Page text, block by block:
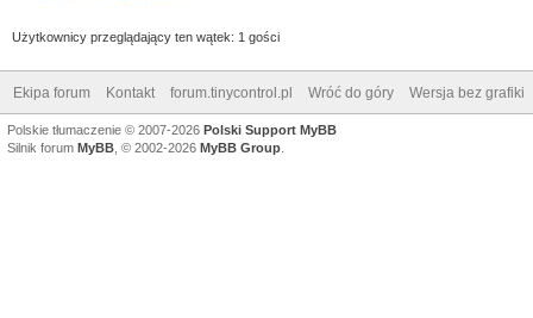
Użytkownicy przeglądający ten wątek: 1 gości
Ekipa forum Kontakt forum.tinycontrol.pl Wróć do góry Wersja bez grafiki
Polskie tłumaczenie © 2007-2026 Polski Support MyBB
Silnik forum MyBB , © 2002-2026 MyBB Group